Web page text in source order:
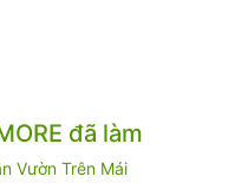
đã làm